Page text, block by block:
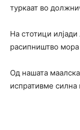
туркаат во
На стотици
расипништво мора
Од нашата
испративме силна